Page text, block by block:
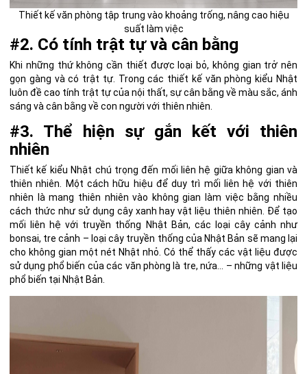
Thiết kế văn phòng tập trung vào khoảng trống, nâng cao hiệu
suất làm việc
#2. Có tính trật tự và cân bằng
Khi những thứ không cần thiết được loại bỏ, không gian trở nên
gọn gàng và có trật tự. Trong các thiết kế văn phòng kiểu Nhật
luôn đề cao tính trật tự của nội thất, sự cân bằng về màu sắc, ánh
sáng và cân bằng về con người với thiên nhiên.
#3. Thể hiện sự gắn kết với thiên
nhiên
Thiết kế kiểu Nhật chú trọng đến mối liên hệ giữa không gian và
thiên nhiên. Một cách hữu hiệu để duy trì mối liên hệ với thiên
nhiên là mang thiên nhiên vào không gian làm việc bằng nhiều
cách thức như sử dụng cây xanh hay vật liệu thiên nhiên. Để tạo
mối liên hệ với truyền thống Nhật Bản, các loại cây cảnh như
bonsai, tre cảnh – loại cây truyền thống của Nhật Bản sẽ mang lại
cho không gian một nét Nhật nhỏ. Có thể thấy các vật liệu được
sử dụng phổ biến của các văn phòng là tre, nứa… – những vật liệu
phổ biến tại Nhật Bản.